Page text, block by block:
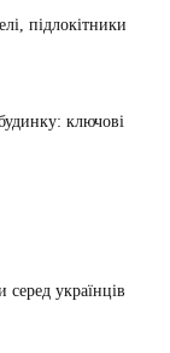
підлокітники
ключові
українців